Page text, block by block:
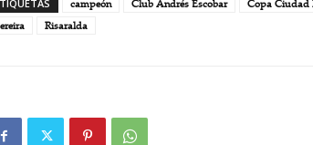
campeón Club Andrés Escobar Copa Ciudad
Risaralda